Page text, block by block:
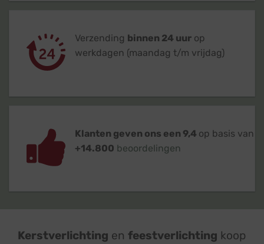
Verzending binnen 24 uur op
werkdagen (maandag t/m vrijdag)
Klanten geven ons een 9,4 op basis van
+14.800 beoordelingen
Kerstverlichting en feestverlichting koop